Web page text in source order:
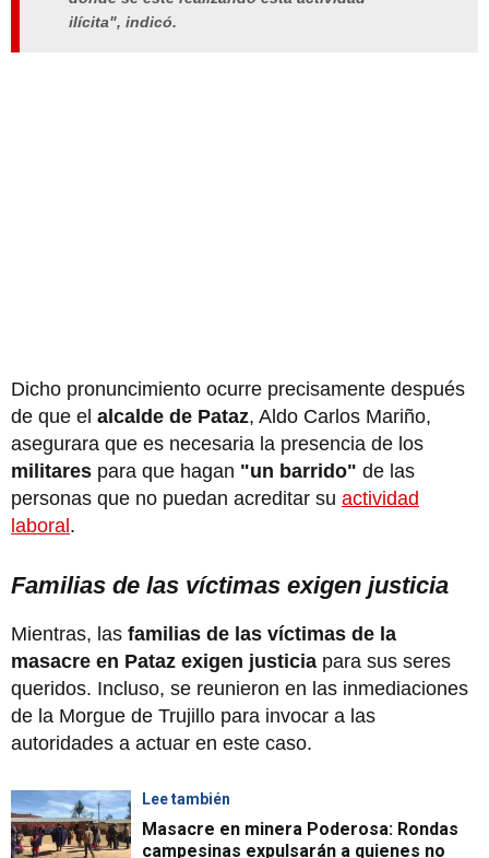
ilícita", indicó.
Dicho pronuncimiento ocurre precisamente después
de que el alcalde de Pataz, Aldo Carlos Mariño,
asegurara que es necesaria la presencia de los
militares para que hagan "un barrido" de las
personas que no puedan acreditar su actividad
laboral.
Familias de las víctimas exigen justicia
Mientras, las familias de las víctimas de la
masacre en Pataz exigen justicia para sus seres
queridos. Incluso, se reunieron en las inmediaciones
de la Morgue de Trujillo para invocar a las
autoridades a actuar en este caso.
Lee también
Masacre en minera Poderosa: Rondas
campesinas expulsarán a quienes no